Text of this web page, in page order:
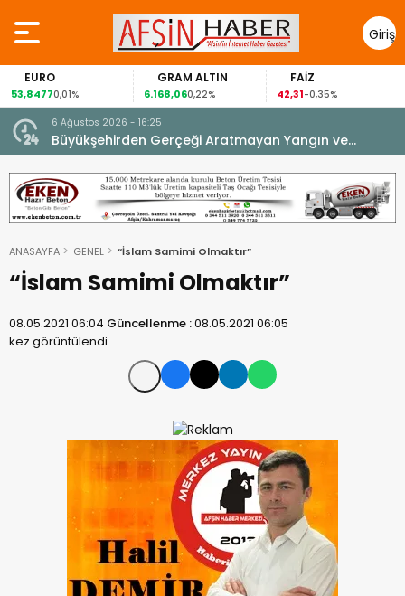
Giriş
Yap
EURO
53,84770,01%
GRAM ALTIN
6.168,060,22%
FAİZ
42,31-0,35%
6 Ağustos 2026 - 16:25
Büyükşehirden Gerçeği Aratmayan Yangın ve
Kurtarma Tatbikatı.
ANASAYFA GENEL “İslam Samimi Olmaktır”
“İslam Samimi Olmaktır”
08.05.2021 06:04 Güncellenme :08.05.2021 06:05
kez görüntülendi